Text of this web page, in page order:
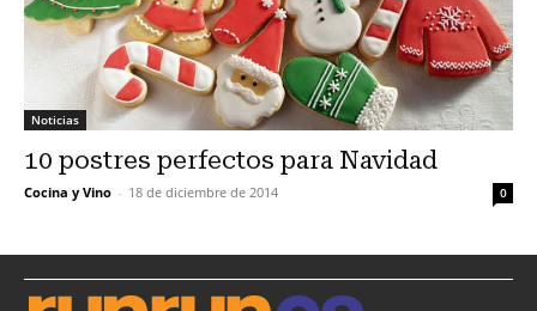
Noticias
10 postres perfectos para Navidad
Cocina y Vino - 18 de diciembre de 2014 0